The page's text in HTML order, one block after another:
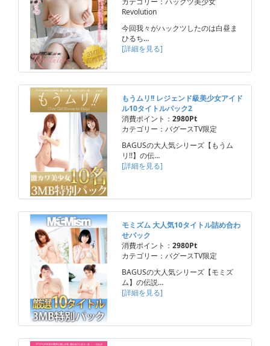
Revolution
今回我々がハックツしたのは白昼ま
ひるち…
[詳細を見る]
もうムリ!! レジェンド級美少女アイド
ル10タイトルパック2
消費ポイント： 2980Pt
カテゴリー：バグースTV限定
BAGUSの大人気シリーズ【もうム
リ!!】の伝…
[詳細を見る]
モミズム 大人気10タイトル詰め合わ
せパック
消費ポイント： 2980Pt
カテゴリー：バグースTV限定
BAGUSの大人気シリーズ【モミズ
ム】の伝説…
[詳細を見る]